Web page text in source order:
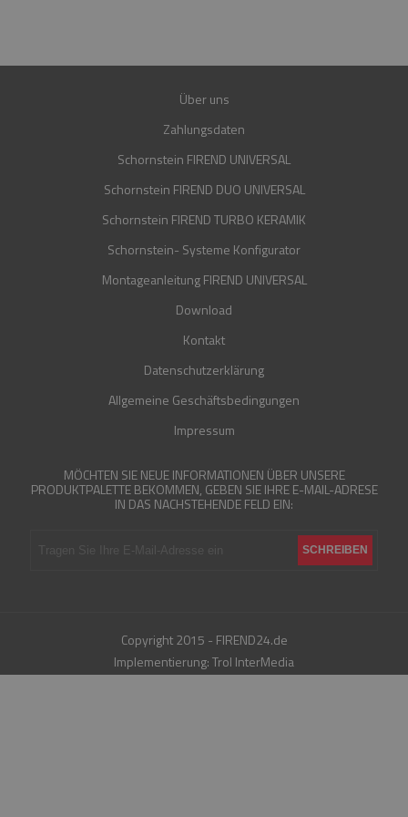
Über uns
Zahlungsdaten
Schornstein FIREND UNIVERSAL
Schornstein FIREND DUO UNIVERSAL
Schornstein FIREND TURBO KERAMIK
Schornstein- Systeme Konfigurator
Montageanleitung FIREND UNIVERSAL
Download
Kontakt
Datenschutzerklärung
Allgemeine Geschäftsbedingungen
Impressum
MÖCHTEN SIE NEUE INFORMATIONEN ÜBER UNSERE
PRODUKTPALETTE BEKOMMEN, GEBEN SIE IHRE E-MAIL-ADRESE
IN DAS NACHSTEHENDE FELD EIN:
Copyright 2015 - FIREND24.de
Implementierung:Trol InterMedia